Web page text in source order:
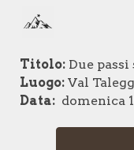
Skip to main content
Titolo: Due
Luogo: Val
Data: domenica